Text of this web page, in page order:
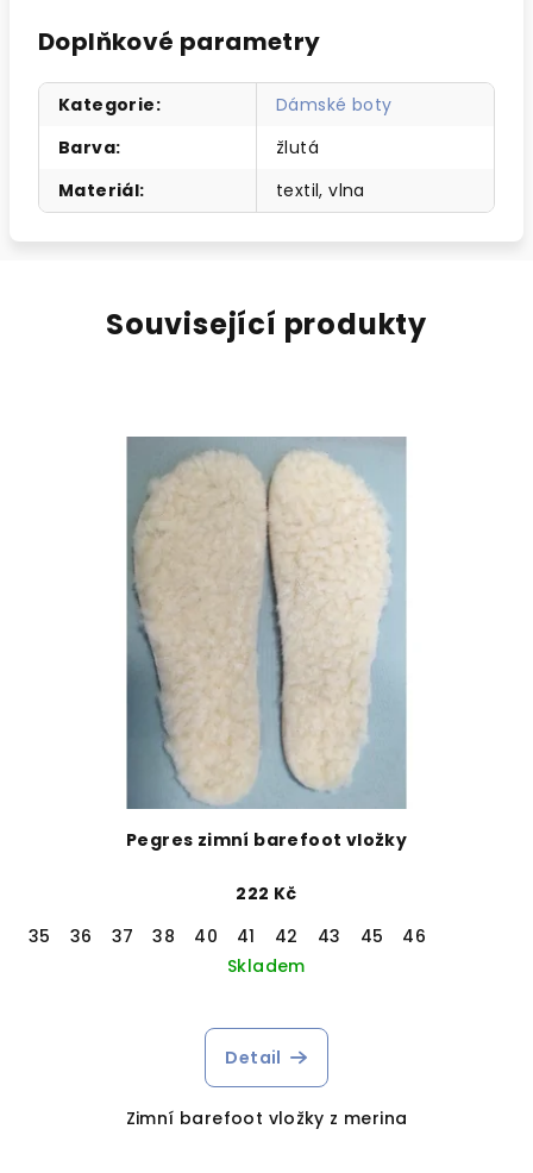
Doplňkové parametry
Kategorie:
Dámské boty
Barva:
žlutá
Materiál: textil, vlna
Související produkty
Pegres zimní barefoot vložky
222 Kč
35
36 37 38 40 41 42 43 45
46
Skladem
Detail
Zimní barefoot vložky z merina